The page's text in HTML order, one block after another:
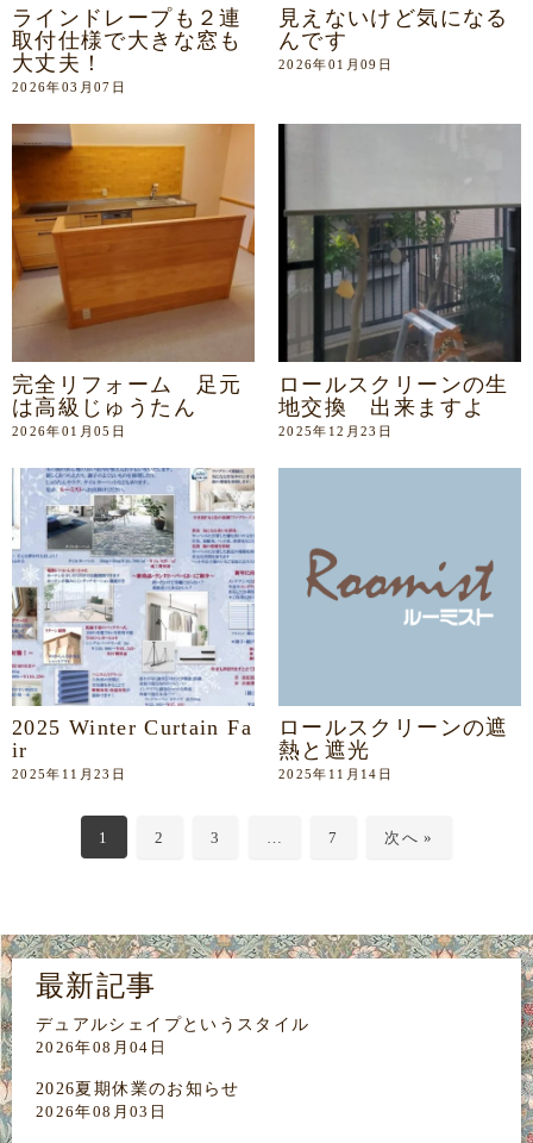
ラインドレープも２連
取付仕様で大きな窓も
大丈夫！
2026年03月07日
見えないけど気になる
んです
2026年01月09日
完全リフォーム 足元
は高級じゅうたん
2026年01月05日
ロールスクリーンの生
地交換 出来ますよ
2025年12月23日
2025 Winter Curtain Fa
ir
2025年11月23日
ロールスクリーンの遮
熱と遮光
2025年11月14日
1 2 3 … 7 次へ »
最新記事
デュアルシェイプというスタイル
2026年08月04日
2026夏期休業のお知らせ
2026年08月03日